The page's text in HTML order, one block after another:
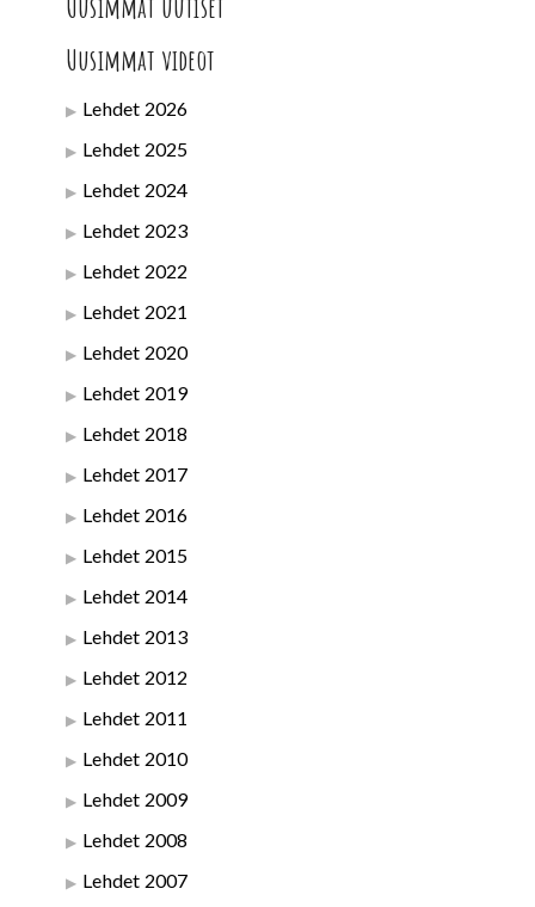
Uusimmat uutiset
Uusimmat videot
Lehdet 2026
Lehdet 2025
Lehdet 2024
Lehdet 2023
Lehdet 2022
Lehdet 2021
Lehdet 2020
Lehdet 2019
Lehdet 2018
Lehdet 2017
Lehdet 2016
Lehdet 2015
Lehdet 2014
Lehdet 2013
Lehdet 2012
Lehdet 2011
Lehdet 2010
Lehdet 2009
Lehdet 2008
Lehdet 2007